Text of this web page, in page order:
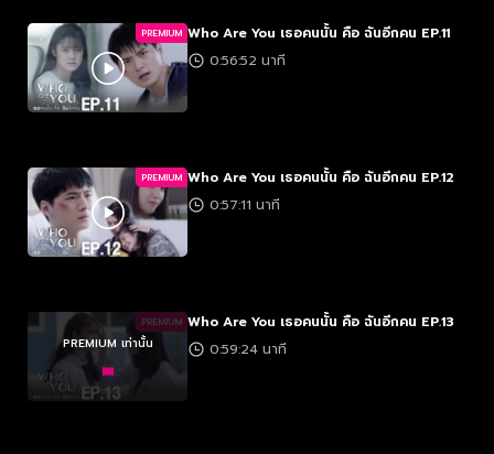
PREMIUM Who Are You เธอคนนั้น คือ ฉันอีกคน EP.11
0:56:52 นาที
PREMIUM Who Are You เธอคนนั้น คือ ฉันอีกคน EP.12
0:57:11 นาที
PREMIUM
PREMIUM เท่านั้น
Who Are You เธอคนนั้น คือ ฉันอีกคน EP.13
0:59:24 นาที